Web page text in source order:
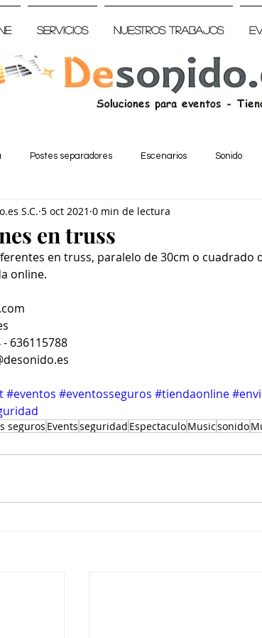
Servicios Nuestros trabajos
Postes separadores Escenarios Sonido
en truss
S.C. 5 oct 2021 0 min de lectura
en truss, paralelo de 30cm o cuadrado
online.
- 636115788
#eventos #eventosseguros #tiendaonline
seguros Eventsseguridad EspectaculoMusicsonido